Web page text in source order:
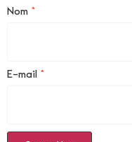
Nom *
E-mail *